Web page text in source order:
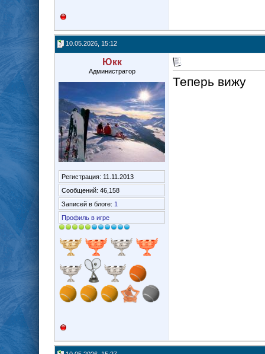
10.05.2026, 15:12
Юкк
Администратор
Регистрация: 11.11.2013
Сообщений: 46,158
Записей в блоге: 1
Профиль в игре
Теперь вижу